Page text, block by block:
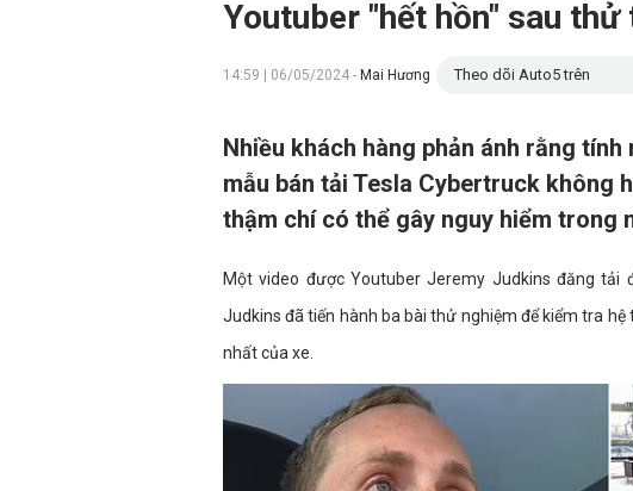
Youtuber "hết hồn" sau
14:59 | 06/05/2024 - Mai Hương Theo dõi Auto5 trên
Nhiều khách hàng phản ánh rằng
mẫu bán tải Tesla Cybertruck không
thậm chí có thể gây nguy hiểm trong
Một video được Youtuber Jeremy Judkins đăng tải
Judkins đã tiến hành ba bài thử nghiệm để kiểm tra
nhất của xe.